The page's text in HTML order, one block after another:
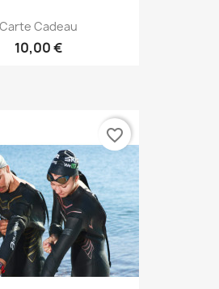
Carte Cadeau
10,00 €
favorite_border